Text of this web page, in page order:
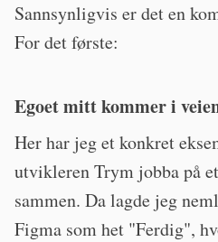
Sannsynligvis er det en
For det første:
Egoet mitt kommer i
Her har jeg et konkret
utvikleren Trym jobba på
sammen. Da lagde jeg
Figma som het "Ferdig",